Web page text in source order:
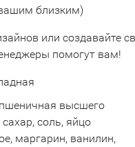
близким)
или создавайте
помогут вам!
высшего
сахар, соль, яйцо
маргарин, ванилин,